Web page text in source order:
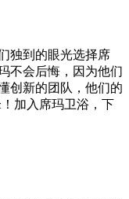
独到的眼光选择席
不会后悔，因为他们
创新的团队，他们的
加入席玛卫浴，下